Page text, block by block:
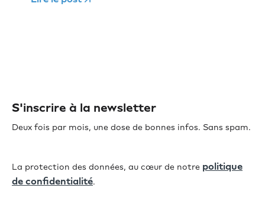
S'inscrire à la newsletter
Deux fois par mois, une dose de bonnes infos. Sans spam.
La protection des données, au cœur de notre politique
de confidentialité.